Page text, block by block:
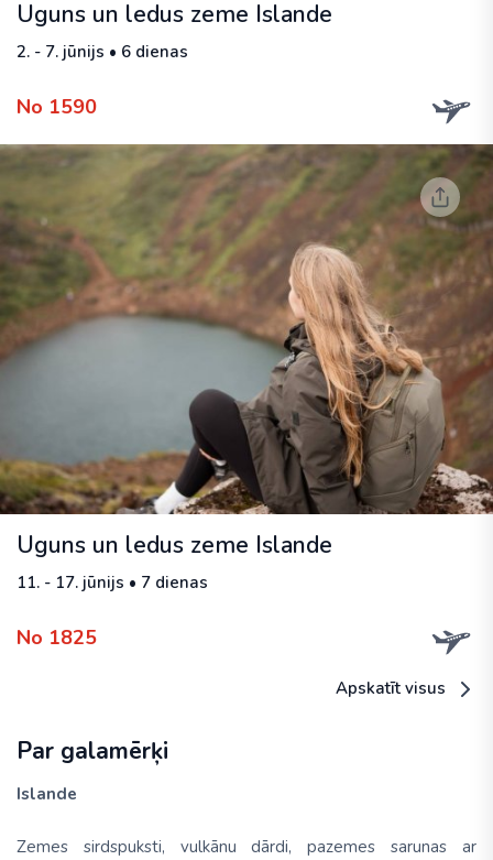
Uguns un ledus zeme Islande
2. - 7. jūnijs • 6 dienas
No 1590
Uguns un ledus zeme Islande
11. - 17. jūnijs • 7 dienas
No 1825
Apskatīt visus
Par galamērķi
Islande
Zemes sirdspuksti, vulkānu dārdi, pazemes sarunas ar